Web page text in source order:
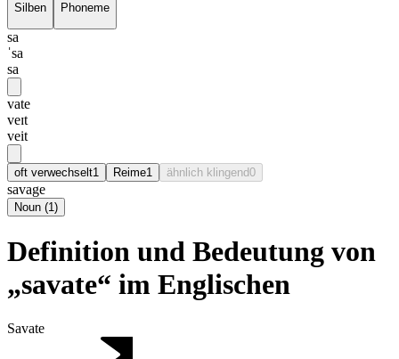
Silben Phoneme
sa
ˈsa
sa
vate
veɪt
veit
oft verwechselt1 Reime1 ähnlich klingend0
savage
Noun (1)
Definition und Bedeutung von
„savate“ im Englischen
Savate